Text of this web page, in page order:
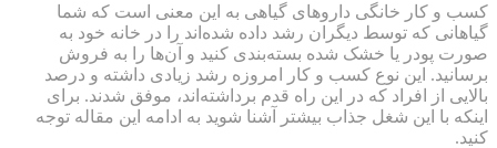
کسب و کار خانگی داروهای گیاهی به این معنی است که شما
گیاهانی که توسط دیگران رشد داده شده‌اند را در خانه خود به
صورت پودر یا خشک شده بسته‌بندی کنید و آن‌ها را به فروش
برسانید. این نوع کسب و کار امروزه رشد زیادی داشته و درصد
بالایی از افراد که در این راه قدم برداشته‌اند، موفق شدند. برای
اینکه با این شغل جذاب بیشتر آشنا شوید به ادامه این مقاله توجه
کنید.